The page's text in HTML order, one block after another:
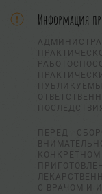
Информация
ПЕРЕД
С ВРАЧОМ И